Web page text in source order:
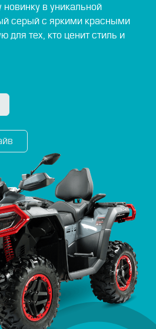
в уникальной
серый с яркими красными
для тех, кто ценит стиль и